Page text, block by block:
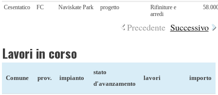
Cesentatico FC Naviskate Park progetto
Rifiniture e
arredi
Precedente Successivo
Lavori in corso
Comune prov. impianto
stato
d'avanzamento
lavori importo